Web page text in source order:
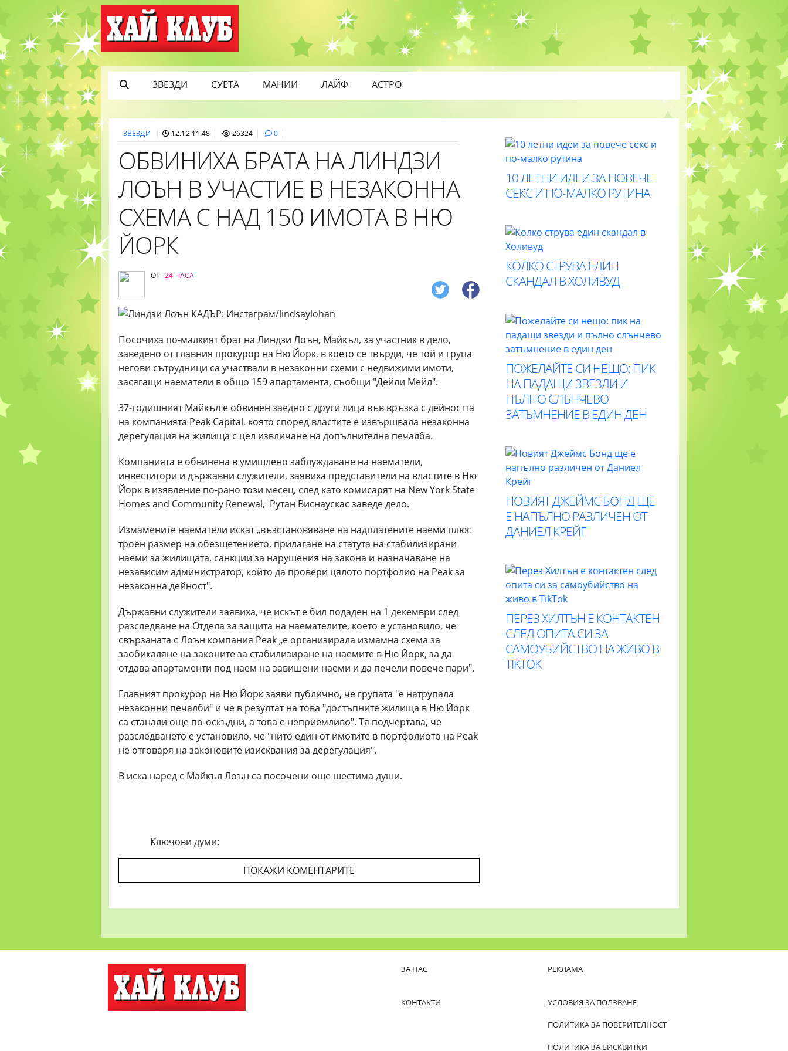
ЗВЕЗДИ СУЕТА МАНИИ ЛАЙФ АСТРО
ЗВЕЗДИ 12.12 11:48 26324 0
ОБВИНИХА БРАТА НА ЛИНДЗИ
ЛОЪН В УЧАСТИЕ В НЕЗАКОННА
СХЕМА С НАД 150 ИМОТА В НЮ
ЙОРК
ОТ 24 ЧАСА
Посочиха по-малкият брат на Линдзи Лоън, Майкъл, за участник в дело,
заведено от главния прокурор на Ню Йорк, в което се твърди, че той и група
негови сътрудници са участвали в незаконни схеми с недвижими имоти,
засягащи наематели в общо 159 апартамента, съобщи "Дейли Мейл".
37-годишният Майкъл е обвинен заедно с други лица във връзка с дейността
на компанията Peak Capital, която според властите е извършвала незаконна
дерегулация на жилища с цел извличане на допълнителна печалба.
Компанията е обвинена в умишлено заблуждаване на наематели,
инвеститори и държавни служители, заявиха представители на властите в Ню
Йорк в изявление по-рано този месец, след като комисарят на New York State
Homes and Community Renewal, Рутан Виснаускас заведе дело.
Измамените наематели искат „възстановяване на надплатените наеми плюс
троен размер на обезщетението, прилагане на статута на стабилизирани
наеми за жилищата, санкции за нарушения на закона и назначаване на
независим администратор, който да провери цялото портфолио на Peak за
незаконна дейност".
Държавни служители заявиха, че искът е бил подаден на 1 декември след
разследване на Отдела за защита на наемателите, което е установило, че
свързаната с Лоън компания Peak „е организирала измамна схема за
заобикаляне на законите за стабилизиране на наемите в Ню Йорк, за да
отдава апартаменти под наем на завишени наеми и да печели повече пари".
Главният прокурор на Ню Йорк заяви публично, че групата "е натрупала
незаконни печалби" и че в резултат на това "достъпните жилища в Ню Йорк
са станали още по-оскъдни, а това е неприемливо". Тя подчертава, че
разследването е установило, че "нито един от имотите в портфолиото на Peak
не отговаря на законовите изисквания за дерегулация".
В иска наред с Майкъл Лоън са посочени още шестима души.
Ключови думи:
ПОКАЖИ КОМЕНТАРИТЕ
10 ЛЕТНИ ИДЕИ ЗА ПОВЕЧЕ
СЕКС И ПО-МАЛКО РУТИНА
КОЛКО СТРУВА ЕДИН
СКАНДАЛ В ХОЛИВУД
ПОЖЕЛАЙТЕ СИ НЕЩО: ПИК
НА ПАДАЩИ ЗВЕЗДИ И
ПЪЛНО СЛЪНЧЕВО
ЗАТЪМНЕНИЕ В ЕДИН ДЕН
НОВИЯТ ДЖЕЙМС БОНД ЩЕ
Е НАПЪЛНО РАЗЛИЧЕН ОТ
ДАНИЕЛ КРЕЙГ
ПЕРЕЗ ХИЛТЪН Е КОНТАКТЕН
СЛЕД ОПИТА СИ ЗА
САМОУБИЙСТВО НА ЖИВО В
TIKTOK
ЗА НАС
КОНТАКТИ
РЕКЛАМА
УСЛОВИЯ ЗА ПОЛЗВАНЕ
ПОЛИТИКА ЗА ПОВЕРИТЕЛНОСТ
ПОЛИТИКА ЗА БИСКВИТКИ